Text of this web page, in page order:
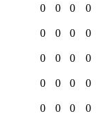
0 0 0 0
0 0 0 0
0 0 0 0
0 0 0 0
0 0 0 0